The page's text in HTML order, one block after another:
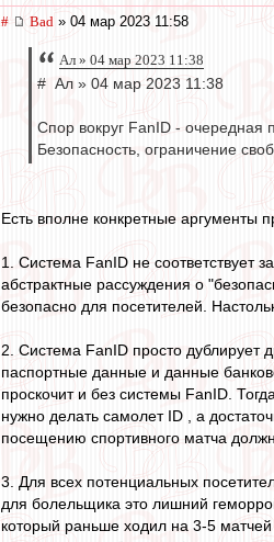
# Bad » 04 мар 2023 11:58
Ал » 04 мар 2023 11:38
# Ал » 04 мар 2023 11:38
Спор вокруг FanID - очередная
Безопасность, ограничение
Есть вполне конкретные аргументы
1. Система FanID не соответствует
абстрактные рассуждения о
безопасно для посетителей.
2. Система FanID просто дублирует
паспортные данные и данные
проскочит и без системы FanID.
нужно делать самолет ID , а
посещению спортивного матча
3. Для всех потенциальных
для болельщика это лишний
который раньше ходил на 3-5